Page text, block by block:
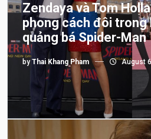
Zendaya và Tom
phong cách đôi trong
quảng bá Spider-Man
by Thai Khang Pham August